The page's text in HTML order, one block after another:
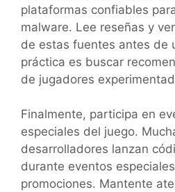
plataformas confiables
malware. Lee reseñas y
de estas fuentes antes de
práctica es buscar
de jugadores
Finalmente, participa en
especiales del juego.
desarrolladores lanzan
durante eventos
promociones. Mantente